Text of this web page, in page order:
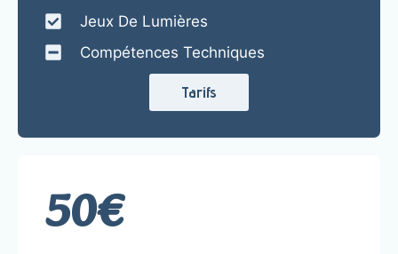
Jeux De Lumières
Compétences Techniques
Tarifs
50€